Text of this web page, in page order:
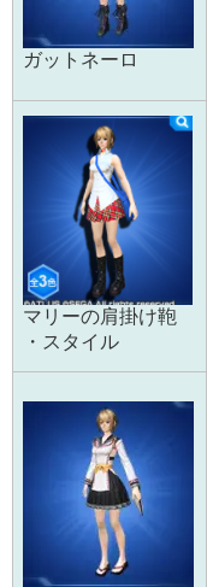
ガットネーロ
マリーの肩掛け鞄
・スタイル